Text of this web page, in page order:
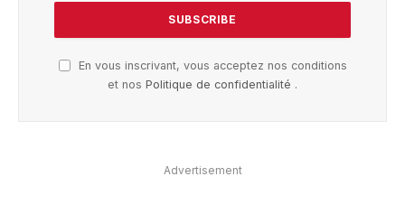
En vous inscrivant, vous acceptez nos conditions
et nos Politique de confidentialité .
Advertisement